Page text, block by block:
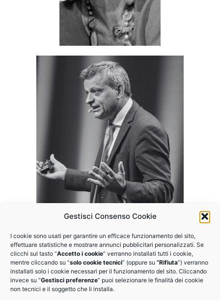
Gestisci Consenso Cookie
I cookie sono usati per garantire un efficace funzionamento del sito,
effettuare statistiche e mostrare annunci pubblicitari personalizzati. Se
clicchi sul tasto “Accetto i cookie” verranno installati tutti i cookie,
mentre cliccando su “solo cookie tecnici” (oppure su “Rifiuta”) verranno
installati solo i cookie necessari per il funzionamento del sito. Cliccando
invece su “Gestisci preferenze” puoi selezionare le finalità dei cookie
non tecnici e il soggetto che li installa.
Vuoi partecipare agli altri
webinar del programma?
Il webinar fa parte del programma